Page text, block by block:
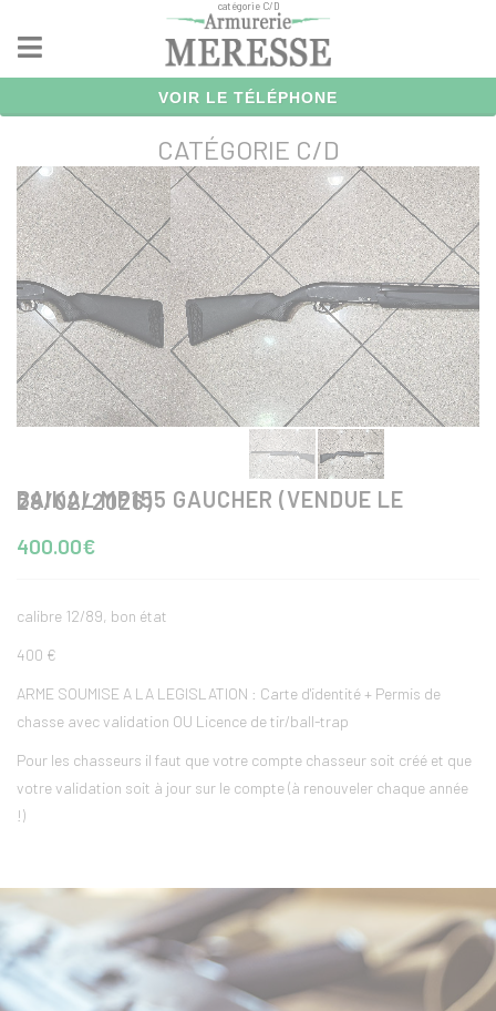
catégorie C/D
VOIR LE TÉLÉPHONE
CATÉGORIE C/D
BAIKAL MP155 GAUCHER (VENDUE LE 28/02/2026)
400.00€
calibre 12/89, bon état
400 €
ARME SOUMISE A LA LEGISLATION : Carte d'identité + Permis de
chasse avec validation OU Licence de tir/ball-trap
Pour les chasseurs il faut que votre compte chasseur soit créé et que
votre validation soit à jour sur le compte (à renouveler chaque année
!)
Panneau de gestion des cookies